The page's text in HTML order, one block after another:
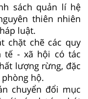
sách quản lí hệ
thiên nhiên
luật.
chặt chẽ các quy
tế - xã hội có tác
lượng rừng, đặc
hộ.
chuyển đổi mục